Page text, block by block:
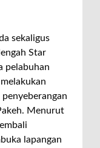
sekaligus
Star
pelabuhan
Menurut
lapangan